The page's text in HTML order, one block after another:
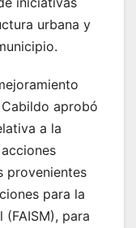
urbana y
aprobó
a la
provenientes
para la
para